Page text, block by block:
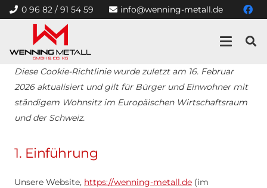
0 96 82 / 91 54 59 info@wenning-metall.de
Diese Cookie-Richtlinie wurde zuletzt am 16. Februar
2026 aktualisiert und gilt für Bürger und Einwohner mit
ständigem Wohnsitz im Europäischen Wirtschaftsraum
und der Schweiz.
1. Einführung
Unsere Website, https://wenning-metall.de (im